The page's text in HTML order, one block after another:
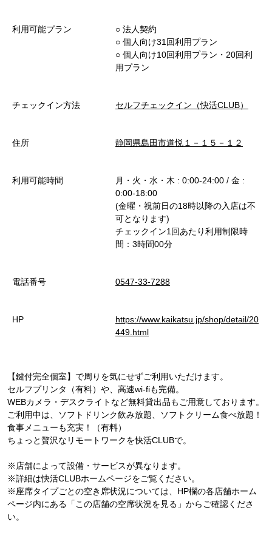
利用可能プラン
○︎ 法人契約
○︎ 個人向け31回利用プラン
○︎ 個人向け10回利用プラン・20回利
用プラン
チェックイン方法 セルフチェックイン（快活CLUB）
住所 静岡県島田市道悦１－１５－１２
利用可能時間
月・火・水・木 : 0:00-24:00 / 金 :
0:00-18:00
(金曜・祝前日の18時以降の入店は不
可となります)
チェックイン1回あたり利用制限時
間：3時間00分
電話番号 0547-33-7288
HP
https://www.kaikatsu.jp/shop/detail/20
449.html
【鍵付完全個室】で周りを気にせずご利用いただけます。
セルフプリンタ（有料）や、高速wi-fiも完備。
WEBカメラ・デスクライトなど無料貸出品もご用意しております。
ご利用中は、ソフトドリンク飲み放題、ソフトクリーム食べ放題！
食事メニューも充実！（有料）
ちょっと贅沢なリモートワークを快活CLUBで。
※店舗によって設備・サービスが異なります。
※詳細は快活CLUBホームページをご覧ください。
※座席タイプごとの空き席状況については、HP欄の各店舗ホーム
ページ内にある「この店舗の空席状況を見る」からご確認くださ
い。